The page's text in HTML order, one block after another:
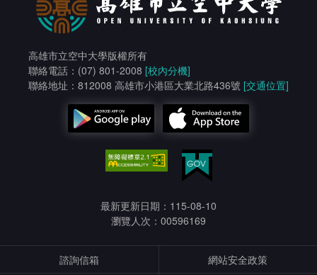
高雄市立空中大學版權所有
聯絡電話：(07) 801-2008 [校內分機]
聯絡地址：812008 高雄市小港區大業北路436號 [交通位置]
最新更新日期：115-08-10
瀏覽人次：00596169
諮詢信箱 網站安全政策